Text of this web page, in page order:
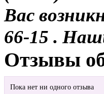
Вас
66-15 .
Отзывы
Пока нет ни одного отзыва